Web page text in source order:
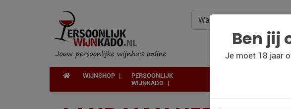
WIJNSHOP
PERSOONLIJK
WIJNKADO
Ben jij
Je moet 18 jaar